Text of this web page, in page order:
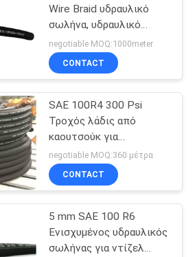
λάδι από
Wire Braid υδραυλικό
σωλήνα, υδραυλικό
σωλήνα πίεσης
negotiable MOQ:1000meter
CONTACT
SAE 100R4 300 Psi
Τροχός λάδις από
καουτσούκ για
αναρρόφηση
negotiable MOQ:360 μέτρα
CONTACT
5 mm SAE 100 R6
Ενισχυμένος υδραυλικός
σωλήνας για ντίζελ